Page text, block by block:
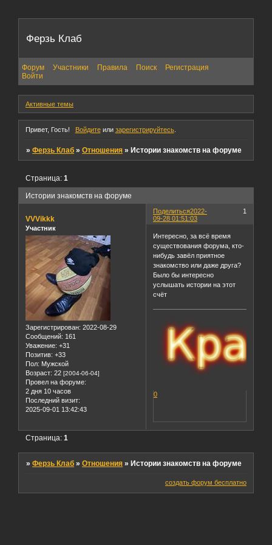
Ферзь Клаб
Форум Участники Правила Поиск
Регистрация
Войти
Активные темы
Привет, Гость! Войдитеили зарегистрируйтесь.
»Ферзь Клаб »Отношения »Истории знакомств на форуме
Истории знакомств на форуме
Страница:1
Поделиться 1
2022-
09-28 01:51:03
VVVikkk
Участник
Зарегистрирован: 2022-08-29
Сообщений: 161
Уважение: +31
Позитив: +33
Пол: Мужской
Возраст: 22 [2004-06-04]
Провел на форуме:
2 дня 10 часов
Последний визит:
2025-09-01 13:42:43
Интересно, за всё время
существования форума, кто-
нибудь завёл приятное
знакомство или даже друга?
Было бы интересно
услышать истории на этот
счёт
0
Страница:1
»Ферзь Клаб »Отношения »Истории знакомств на форуме
создать форум бесплатно